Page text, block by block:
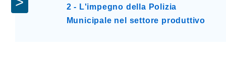
2 - L'impegno della Polizia
Municipale nel settore produttivo